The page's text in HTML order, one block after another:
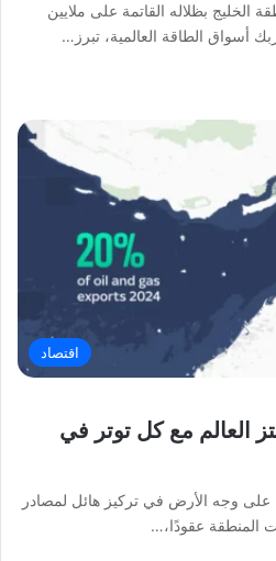
الخليج بظلاله القاتمة على ملايين
أسواق الطاقة العالمية، تبرز…
اقتصاد
العالم مع كل توتر في
على وجه الأرض في تركيز هائل لمصادر
المنطقة عقودًا،…